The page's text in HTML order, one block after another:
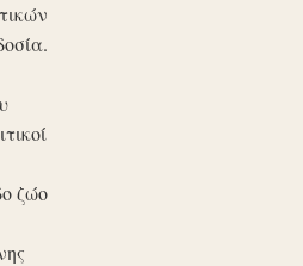
ζώο